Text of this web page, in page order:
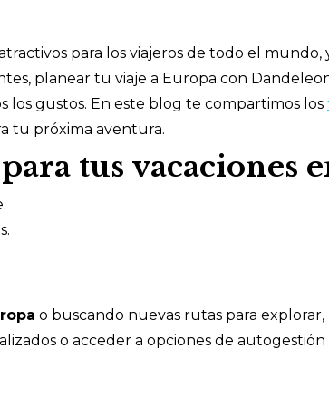
para los viajeros de todo el
planear tu viaje a Europa con
los gustos. En este blog te compartimos los
tu próxima aventura.
tus vacaciones
o buscando nuevas rutas para
o acceder a opciones de autogestión